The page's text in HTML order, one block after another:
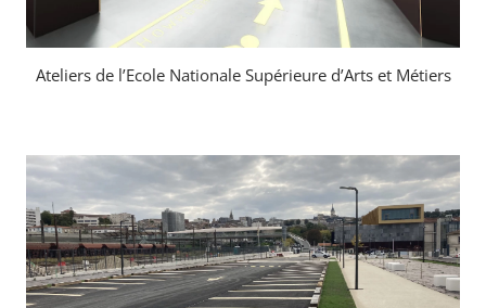
Ateliers de l’Ecole Nationale Supérieure d’Arts et Métiers